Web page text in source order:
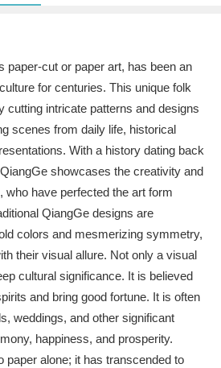
paper-cut or paper art, has been an
for centuries. This unique folk
cutting intricate patterns and designs
scenes from daily life, historical
With a history dating back
showcases the creativity and
who have perfected the art form
QiangGe designs are
colors and mesmerizing symmetry,
their visual allure. Not only a visual
cultural significance. It is believed
and bring good fortune. It is often
weddings, and other significant
happiness, and prosperity.
paper alone; it has transcended to